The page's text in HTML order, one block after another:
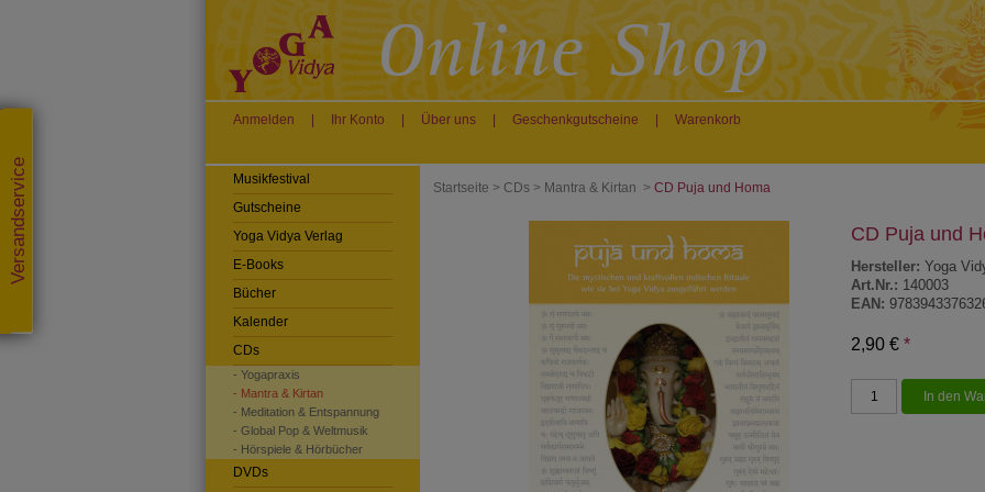
Versandservice
Anmelden Ihr Konto Über uns Geschenkgutscheine Warenkorb
Startseite > CDs > Mantra & Kirtan > CD Puja und Homa
CD Puja und
Hersteller: Yoga
Art.Nr.: 140003
EAN:
2,90 € *
Musikfestival
Gutscheine
Yoga Vidya Verlag
E-Books
Bücher
Kalender
CDs
- Yogapraxis
- Mantra & Kirtan
- Meditation & Entspannung
- Global Pop & Weltmusik
- Hörspiele & Hörbücher
DVDs